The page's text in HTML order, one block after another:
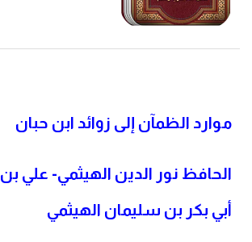
موارد الظمآن إلى زوائد ابن حبان
الحافظ نور الدين الهيثمي- علي بن
أبي بكر بن سليمان الهيثمي